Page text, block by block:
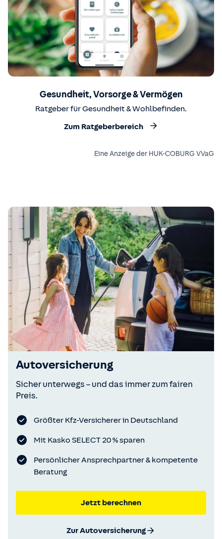
Gesundheit, Vorsorge & Vermögen
Ratgeber für Gesundheit & Wohlbefinden.
Zum Ratgeberbereich
Eine Anzeige der HUK-COBURG VVaG
Autoversicherung
Sicher unterwegs – und das immer zum fairen
Preis.
Größter Kfz-Versicherer in Deutschland
Mit Kasko SELECT 20 % sparen
Persönlicher Ansprechpartner & kompetente
Beratung
Jetzt berechnen
Zur Autoversicherung